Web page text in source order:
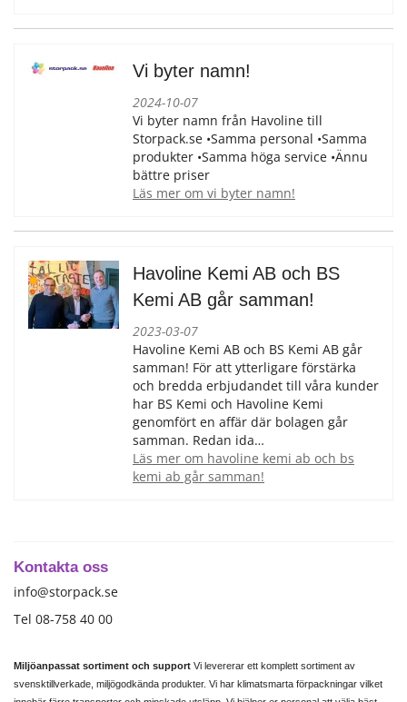
Vi byter namn!
2024-10-07
Vi byter namn från Havoline till
Storpack.se •Samma personal •Samma
produkter •Samma höga service •Ännu
bättre priser
läs mer om vi byter namn!
Havoline Kemi AB och BS
Kemi AB går samman!
2023-03-07
Havoline Kemi AB och BS Kemi AB går
samman! För att ytterligare förstärka
och bredda erbjudandet till våra kunder
har BS Kemi och Havoline Kemi
genomfört en affär där bolagen går
samman. Redan ida…
läs mer om havoline kemi ab och bs
kemi ab går samman!
Kontakta oss
info@storpack.se
Tel 08-758 40 00
Miljöanpassat sortiment och support Vi levererar ett komplett sortiment av
svensktillverkade, miljögodkända produkter. Vi har klimatsmarta förpackningar vilket